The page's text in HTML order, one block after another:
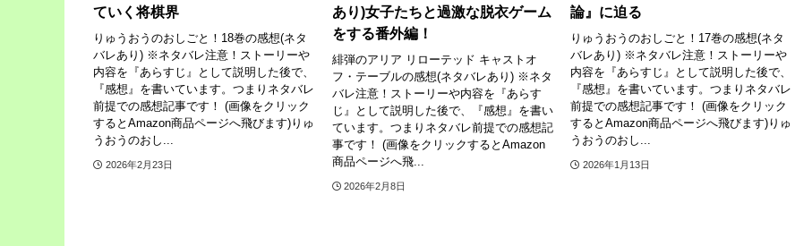
ていく将棋界
りゅうおうのおしごと！18巻の感想(ネタ
バレあり) ※ネタバレ注意！ストーリーや
内容を『あらすじ』として説明した後で、
『感想』を書いています。つまりネタバレ
前提での感想記事です！ (画像をクリック
するとAmazon商品ページへ飛びます)りゅ
うおうのおし...
2026年2月23日
あり)女子たちと過激な脱衣ゲーム
をする番外編！
緋弾のアリア リローテッド キャストオ
フ・テーブルの感想(ネタバレあり) ※ネタ
バレ注意！ストーリーや内容を『あらす
じ』として説明した後で、『感想』を書い
ています。つまりネタバレ前提での感想記
事です！ (画像をクリックするとAmazon
商品ページへ飛...
2026年2月8日
論』に迫る
りゅうおうのおしごと！17巻の感想(ネタ
バレあり) ※ネタバレ注意！ストーリーや
内容を『あらすじ』として説明した後で、
『感想』を書いています。つまりネタバレ
前提での感想記事です！ (画像をクリック
するとAmazon商品ページへ飛びます)りゅ
うおうのおし...
2026年1月13日